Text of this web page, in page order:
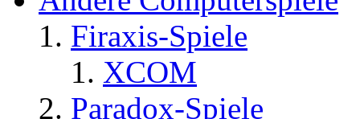
Firaxis-Spiele
XCOM
Paradox-Spiele